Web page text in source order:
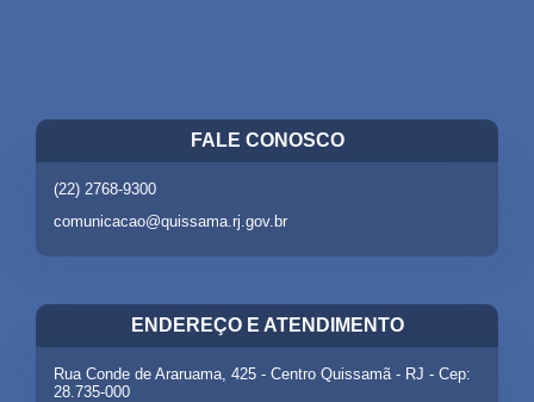
FALE CONOSCO
(22) 2768-9300
comunicacao@quissama.rj.gov.br
ENDEREÇO E ATENDIMENTO
Rua Conde de Araruama, 425 - Centro Quissamã - RJ - Cep:
28.735-000